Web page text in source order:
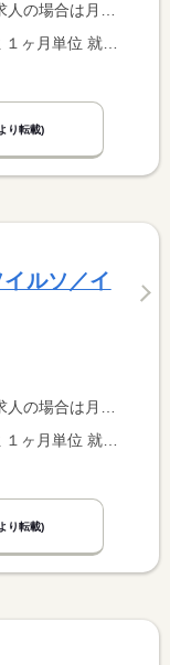
は時間額を表示しています。
変形労働時間制 変形労働時間制の単位 １ヶ月単位 就業時間１ 9時30分〜18時30分 就業時間２ 12時15分〜21時15分
り転載)
ルソ／イ
は時間額を表示しています。
変形労働時間制 変形労働時間制の単位 １ヶ月単位 就業時間１ 9時30分〜18時30分 就業時間２ 12時15分〜21時15分
り転載)